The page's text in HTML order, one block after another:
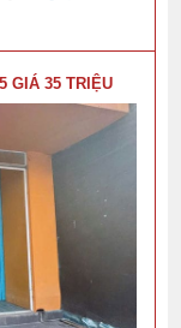
GIÁ 35 TRIỆU